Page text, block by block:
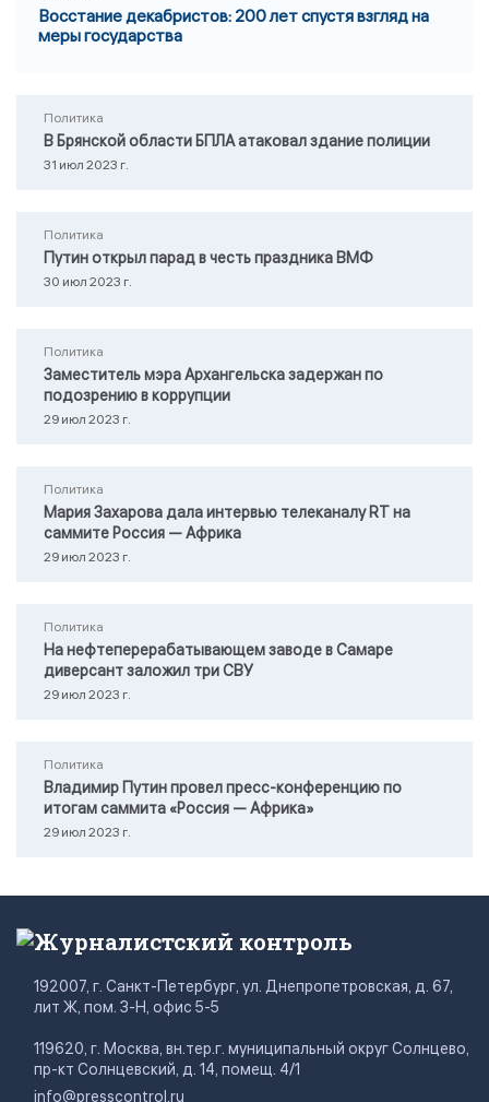
Восстание декабристов: 200 лет спустя взгляд на
меры государства
Политика
В Брянской области БПЛА атаковал здание полиции
31 июл 2023 г.
Политика
Путин открыл парад в честь праздника ВМФ
30 июл 2023 г.
Политика
Заместитель мэра Архангельска задержан по
подозрению в коррупции
29 июл 2023 г.
Политика
Мария Захарова дала интервью телеканалу RТ на
саммите Россия — Африка
29 июл 2023 г.
Политика
На нефтеперерабатывающем заводе в Самаре
диверсант заложил три СВУ
29 июл 2023 г.
Политика
Владимир Путин провел пресс-конференцию по
итогам саммита «Россия — Африка»
29 июл 2023 г.
Журналистский контроль
192007, г. Санкт-Петербург, ул. Днепропетровская, д. 67,
лит Ж, пом. 3-Н, офис 5-5
119620, г. Москва, вн.тер.г. муниципальный округ Солнцево,
пр-кт Солнцевский, д. 14, помещ. 4/1
info@presscontrol.ru